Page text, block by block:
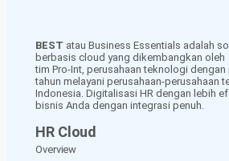
BEST atau Business Essentials adalah
berbasis cloud yang dikembangkan oleh
tim Pro-Int, perusahaan teknologi dengan
tahun melayani perusahaan-perusahaan
Indonesia. Digitalisasi HR dengan lebih
bisnis Anda dengan integrasi penuh.
HR Cloud
Overview